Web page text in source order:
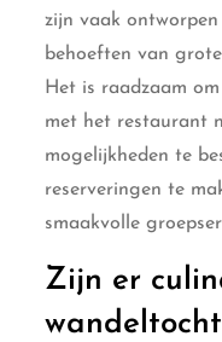
zijn vaak
behoeften van
Het is raadzaam
met het restaurant
mogelijkheden te
reserveringen te
smaakvolle
Zijn er